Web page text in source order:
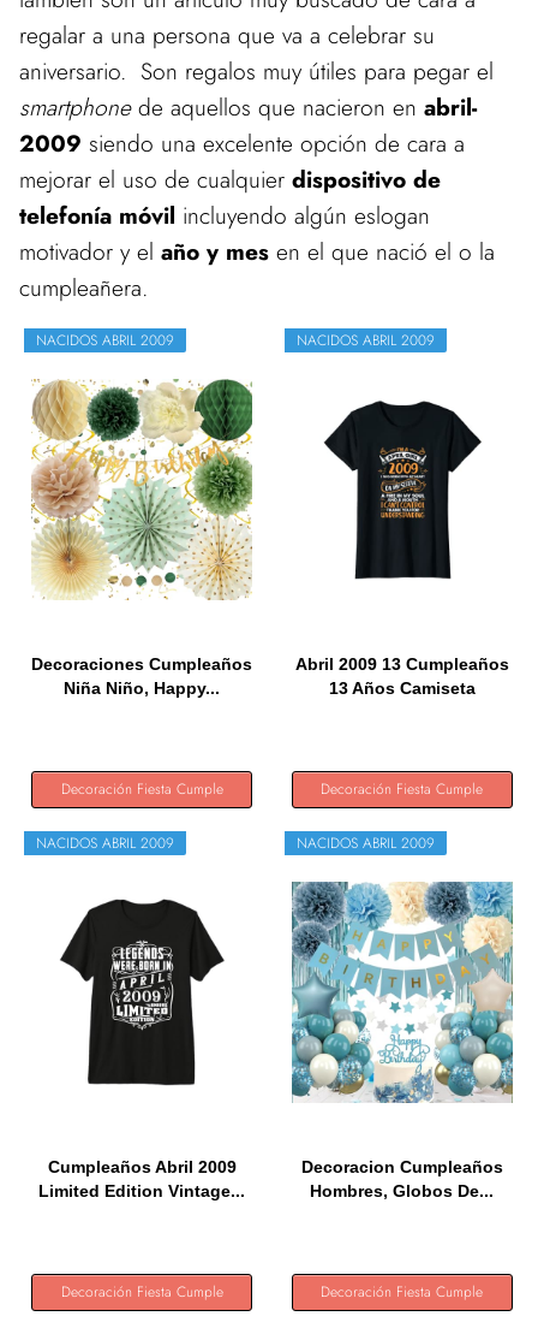
regalar a una persona que va a celebrar su
aniversario. Son regalos muy útiles para pegar el
smartphonede aquellos que nacieron en abril-
2009 siendo una excelente opción de cara a
mejorar el uso de cualquier dispositivo de
telefonía móvil incluyendo algún eslogan
motivador y el año y mes en el que nació el o la
cumpleañera.
NACIDOS ABRIL 2009
Decoraciones Cumpleaños
Niña Niño, Happy...
Decoración Fiesta Cumple
NACIDOS ABRIL 2009
Abril 2009 13 Cumpleaños
13 Años Camiseta
Decoración Fiesta Cumple
NACIDOS ABRIL 2009
Cumpleaños Abril 2009
Limited Edition Vintage...
Decoración Fiesta Cumple
NACIDOS ABRIL 2009
Decoracion Cumpleaños
Hombres, Globos De...
Decoración Fiesta Cumple